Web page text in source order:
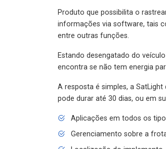
Produto que possibilita o
informações via software, tais
entre outras funções.
Estando desengatado do
encontra se não tem energia
A resposta é simples, a
pode durar até 30 dias, ou em
Aplicações em todos os
Gerenciamento sobre a frota
Localização do implemento